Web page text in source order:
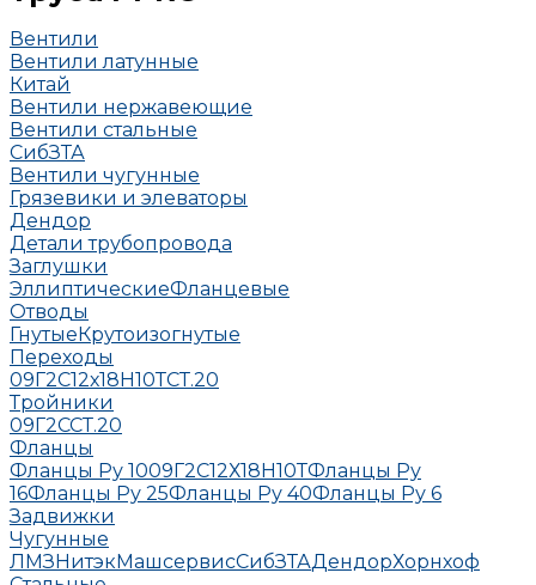
Вентили
Вентили латунные
Китай
Вентили нержавеющие
Вентили стальные
СибЗТА
Вентили чугунные
Грязевики и элеваторы
Дендор
Детали трубопровода
Заглушки
ЭллиптическиеФланцевые
Отводы
Гнутые Крутоизогнутые
Переходы
09Г2С12х18Н10ТСТ.20
Тройники
09Г2ССТ.20
Фланцы
Фланцы Ру 1009Г2С12Х18Н10ТФланцы Ру
16Фланцы Ру 25Фланцы Ру 40Фланцы Ру 6
Задвижки
Чугунные
ЛМЗ НитэкМашсервисСибЗТАДендорХорнхоф